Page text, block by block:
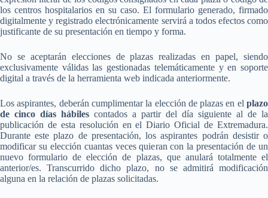
los centros hospitalarios en su caso. El formulario generado, firmado
digitalmente y registrado electrónicamente servirá a todos efectos como
justificante de su presentación en tiempo y forma.
No se aceptarán elecciones de plazas realizadas en papel, siendo
exclusivamente válidas las gestionadas telemáticamente y en soporte
digital a través de la herramienta web indicada anteriormente.
Los aspirantes, deberán cumplimentar la elección de plazas en el plazo
de cinco días hábiles contados a partir del día siguiente al de la
publicación de esta resolución en el Diario Oficial de Extremadura.
Durante este plazo de presentación, los aspirantes podrán desistir o
modificar su elección cuantas veces quieran con la presentación de un
nuevo formulario de elección de plazas, que anulará totalmente el
anterior/es. Transcurrido dicho plazo, no se admitirá modificación
alguna en la relación de plazas solicitadas.